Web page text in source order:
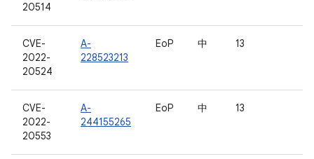
20514
CVE-
2022-
20524
A-
228523213
EoP 中 13
CVE-
2022-
20553
A-
244155265
EoP 中 13